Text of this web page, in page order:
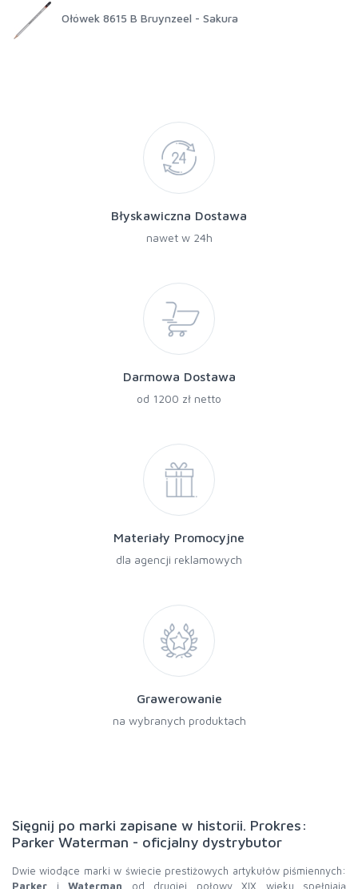
Ołówek 8615 B Bruynzeel - Sakura
Błyskawiczna Dostawa
nawet w 24h
Darmowa Dostawa
od 1200 zł netto
Materiały Promocyjne
dla agencji reklamowych
Grawerowanie
na wybranych produktach
Sięgnij po marki zapisane w historii. Prokres:
Parker Waterman - oficjalny dystrybutor
Dwie wiodące marki w świecie prestiżowych artykułów piśmiennych:
Parker i Waterman od drugiej połowy XIX wieku spełniają